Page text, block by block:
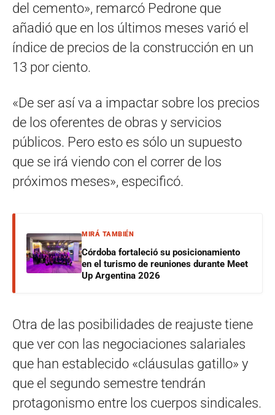
del cemento», remarcó Pedrone que
añadió que en los últimos meses varió el
índice de precios de la construcción en un
13 por ciento.
«De ser así va a impactar sobre los precios
de los oferentes de obras y servicios
públicos. Pero esto es sólo un supuesto
que se irá viendo con el correr de los
próximos meses», especificó.
MIRÁ TAMBIÉN
Córdoba fortaleció su posicionamiento
en el turismo de reuniones durante Meet
Up Argentina 2026
Otra de las posibilidades de reajuste tiene
que ver con las negociaciones salariales
que han establecido «cláusulas gatillo» y
que el segundo semestre tendrán
protagonismo entre los cuerpos sindicales.